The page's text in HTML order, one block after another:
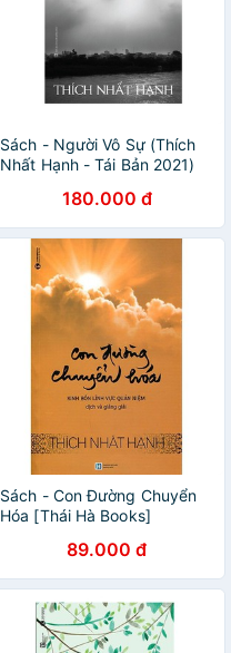
Sách - Người Vô Sự (Thích
Nhất Hạnh - Tái Bản 2021)
180.000 đ
Sách - Con Đường Chuyển
Hóa [Thái Hà Books]
89.000 đ